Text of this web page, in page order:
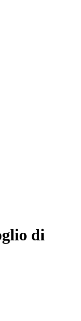
di